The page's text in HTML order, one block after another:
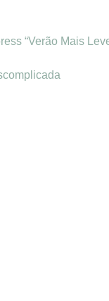
“Verão Mais